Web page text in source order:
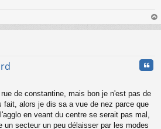
au
de constantine, mais bon je n'est pas de
fait, alors je dis sa a vue de nez parce que
en veant du centre se serait pas mal,
un secteur un peu délaisser par les modes